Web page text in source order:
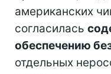
американских
согласилась
обеспечению
отдельных